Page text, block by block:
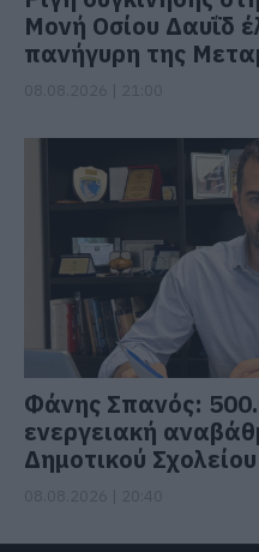
Μονή Οσίου Δαυΐδ
πανήγυρη της
Φάνης Σπανός:
ενεργειακή
Δημοτικού